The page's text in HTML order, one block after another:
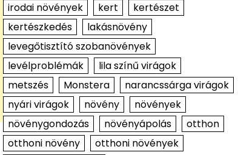
irodai növények
kert
kertészet
kertészkedés
lakásnövény
levegőtisztító szobanövények
levélproblémák
lila színű virágok
metszés
Monstera
narancssárga virágok
nyári virágok
növény
növények
növénygondozás
növényápolás
otthon
otthoni növény
otthoni növények